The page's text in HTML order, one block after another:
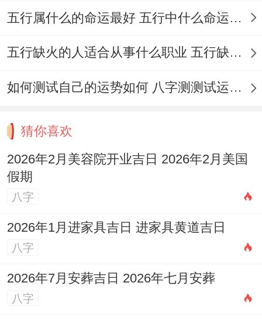
11：00）或午时（11：00-13:00）。此刻阳
气充足，寓意美丽事业光明灿烂！仪式上可
兰、百合），店内点燃淡淡的香薰、播放舒
天可用清澈的温水为第一位进店的顾客标记
性地「洗尘」，寓意焕然一新！
物品准备与空间布置
除了常规的庆典物品。可准备部分行业相关
的吉祥物，如水晶洞（聚财）、圆镜（映照
橙子标记成功）.
五行属什么的命运最好 五行中什么命运势旺盛
五行缺火的人适合从事什么职业 五行缺火的人适合从事的职业有哪些
如何测试自己的运势如何 八字测测试运运程
猜你喜欢
2026年2月美容院开业吉日 2026年2月美国
假期
八字
2026年1月进家具吉日 进家具黄道吉日
八字
2026年7月安葬吉日 2026年七月安葬
八字